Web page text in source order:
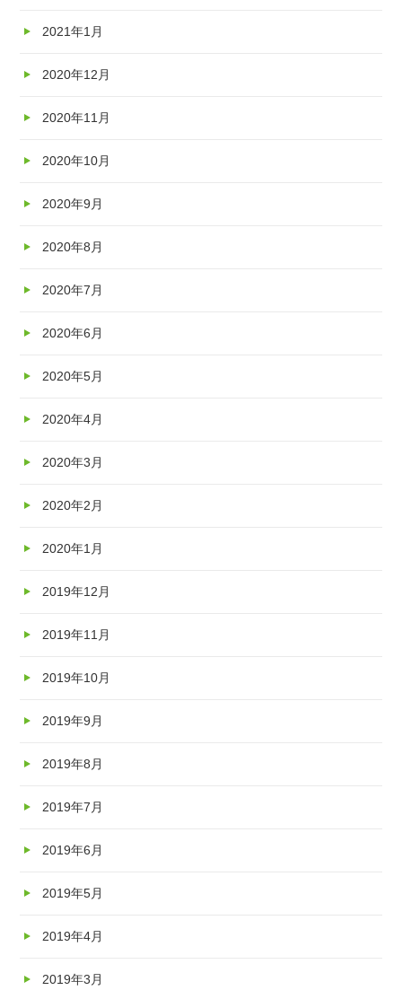
2021年1月
2020年12月
2020年11月
2020年10月
2020年9月
2020年8月
2020年7月
2020年6月
2020年5月
2020年4月
2020年3月
2020年2月
2020年1月
2019年12月
2019年11月
2019年10月
2019年9月
2019年8月
2019年7月
2019年6月
2019年5月
2019年4月
2019年3月